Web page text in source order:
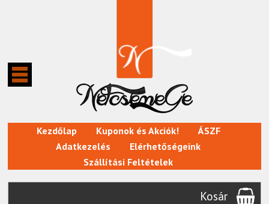
Kezdőlap Kuponok és Akciók!
ÁSZF
Adatkezelés
Elérhetőségeink
Szállítási Feltételek
Kosár